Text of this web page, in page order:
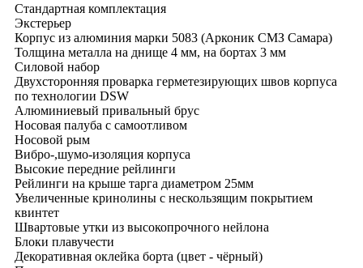
Стандартная комплектация
Экстерьер
Корпус из алюминия марки 5083 (Арконик СМЗ Самара)
Толщина металла на днище 4 мм, на бортах 3 мм
Силовой набор
Двухсторонняя проварка герметезирующих швов корпуса
по технологии DSW
Алюминиевый привальный брус
Носовая палуба с самоотливом
Носовой рым
Вибро-,шумо-изоляция корпуса
Высокие передние рейлинги
Рейлинги на крыше тарга диаметром 25мм
Увеличенные кринолины с нескользящим покрытием
квинтет
Швартовые утки из высокопрочного нейлона
Блоки плавучести
Декоративная оклейка борта (цвет - чёрный)